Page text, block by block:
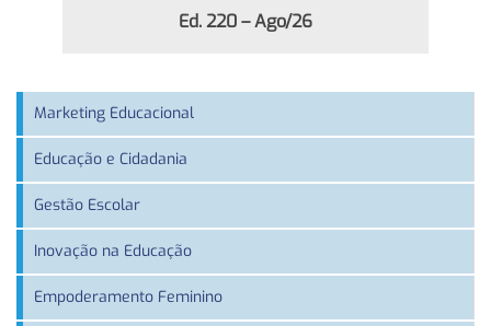
Ed. 220 – Ago/26
Marketing Educacional
Educação e Cidadania
Gestão Escolar
Inovação na Educação
Empoderamento Feminino